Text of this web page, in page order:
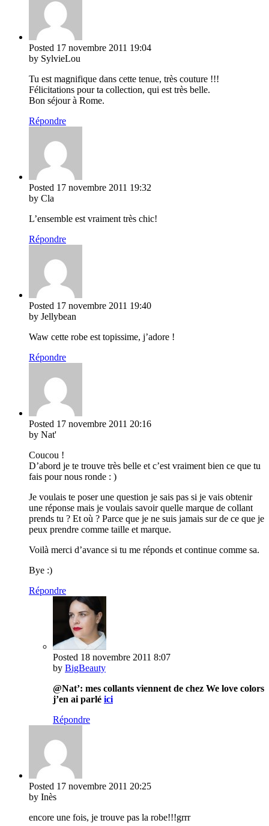
Posted 17 novembre 2011 19:04
by SylvieLou
Tu est magnifique dans cette tenue, très couture !!!
Félicitations pour ta collection, qui est très belle.
Bon séjour à Rome.
Répondre
Posted 17 novembre 2011 19:32
by Cla
L’ensemble est vraiment très chic!
Répondre
Posted 17 novembre 2011 19:40
by Jellybean
Waw cette robe est topissime, j’adore !
Répondre
Posted 17 novembre 2011 20:16
by Nat'
Coucou !
D’abord je te trouve très belle et c’est vraiment bien ce que tu
fais pour nous ronde : )
Je voulais te poser une question je sais pas si je vais obtenir
une réponse mais je voulais savoir quelle marque de collant
prends tu ? Et où ? Parce que je ne suis jamais sur de ce que je
peux prendre comme taille et marque.
Voilà merci d’avance si tu me réponds et continue comme sa.
Bye :)
Répondre
Posted 18 novembre 2011 8:07
by BigBeauty
@Nat’: mes collants viennent de chez We love colors
j’en ai parlé ici
Répondre
Posted 17 novembre 2011 20:25
by Inès
encore une fois, je trouve pas la robe!!!grrr